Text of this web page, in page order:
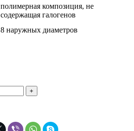
полимерная композиция, не
содержащая галогенов
8 наружных диаметров
+